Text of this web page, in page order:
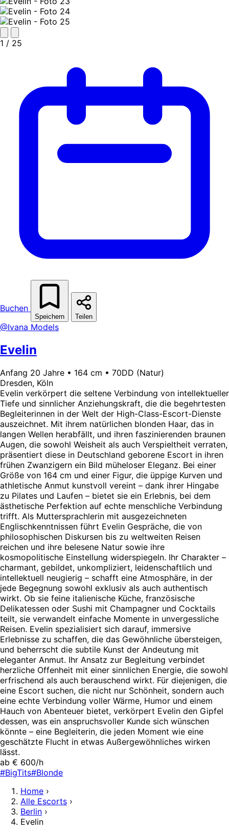
1 / 25
Buchen
Speichern Teilen
@Ivana Models
Evelin
Anfang 20 Jahre • 164 cm • 70DD (Natur)
Dresden, Köln
Evelin verkörpert die seltene Verbindung von intellektueller
Tiefe und sinnlicher Anziehungskraft, die die begehrtesten
Begleiterinnen in der Welt der High-Class-Escort-Dienste
auszeichnet. Mit ihrem natürlichen blonden Haar, das in
langen Wellen herabfällt, und ihren faszinierenden braunen
Augen, die sowohl Weisheit als auch Verspieltheit verraten,
präsentiert diese in Deutschland geborene Escort in ihren
frühen Zwanzigern ein Bild müheloser Eleganz. Bei einer
Größe von 164 cm und einer Figur, die üppige Kurven und
athletische Anmut kunstvoll vereint – dank ihrer Hingabe
zu Pilates und Laufen – bietet sie ein Erlebnis, bei dem
ästhetische Perfektion auf echte menschliche Verbindung
trifft. Als Muttersprachlerin mit ausgezeichneten
Englischkenntnissen führt Evelin Gespräche, die von
philosophischen Diskursen bis zu weltweiten Reisen
reichen und ihre belesene Natur sowie ihre
kosmopolitische Einstellung widerspiegeln. Ihr Charakter –
charmant, gebildet, unkompliziert, leidenschaftlich und
intellektuell neugierig – schafft eine Atmosphäre, in der
jede Begegnung sowohl exklusiv als auch authentisch
wirkt. Ob sie feine italienische Küche, französische
Delikatessen oder Sushi mit Champagner und Cocktails
teilt, sie verwandelt einfache Momente in unvergessliche
Reisen. Evelin spezialisiert sich darauf, immersive
Erlebnisse zu schaffen, die das Gewöhnliche übersteigen,
und beherrscht die subtile Kunst der Andeutung mit
eleganter Anmut. Ihr Ansatz zur Begleitung verbindet
herzliche Offenheit mit einer sinnlichen Energie, die sowohl
erfrischend als auch berauschend wirkt. Für diejenigen, die
eine Escort suchen, die nicht nur Schönheit, sondern auch
eine echte Verbindung voller Wärme, Humor und einem
Hauch von Abenteuer bietet, verkörpert Evelin den Gipfel
dessen, was ein anspruchsvoller Kunde sich wünschen
könnte – eine Begleiterin, die jeden Moment wie eine
geschätzte Flucht in etwas Außergewöhnliches wirken
lässt.
ab € 600/h
#BigTits#Blonde
Home ›
Alle Escorts ›
Berlin ›
Evelin